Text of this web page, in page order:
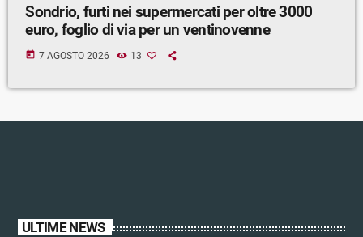
Sondrio, furti nei supermercati per oltre 3000
euro, foglio di via per un ventinovenne
today 7 AGOSTO 2026 13
ULTIME NEWS